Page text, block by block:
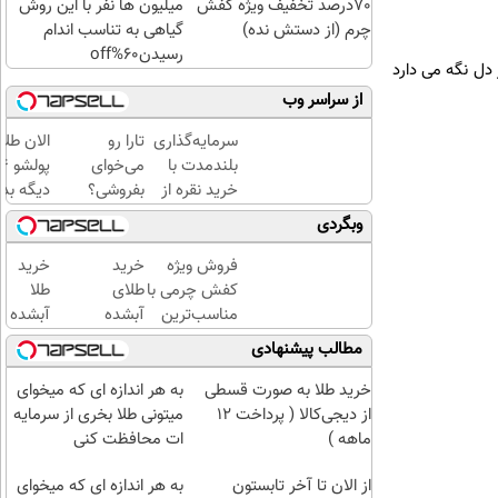
دل نگه می دارد
70درصد تخفیف ویژه کفش
چرم (از دستش نده)
میلیون ها نفر با این روش
گیاهی به تناسب اندام
رسیدن60%off
از سراسر وب
سرمایه‌گذاری
بلندمدت با
خرید نقره از
دیجی‌کالا
تارا رو
می‌خوای
بفروشی؟
با
خودرو۴۵
یک‌روزه
بفروشش
الان
دیگه
طلا با
بی‌بهره
وبگردی
فروش ویژه
کفش چرمی با
مناسب‌ترین
قیمت+پرداخت
اقساطی
خرید
طلای
آبشده
حتی با
۱۰۰هزارتومان
خرید
طلا
آبشده
با 100
هزار
تومن
مطالب پیشنهادی
خرید طلا به صورت قسطی
از دیجی‌کالا ( پرداخت 12
ماهه )
به هر اندازه ای که میخوای
میتونی طلا بخری از سرمایه
ات محافظت کنی
از الان تا آخر تابستون
به هر اندازه ای که میخوای